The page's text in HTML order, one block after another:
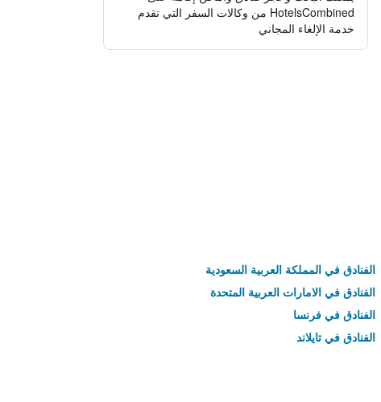
HotelsCombined من وكالات السفر التي تقدم
خدمة الإلغاء المجاني
الفنادق في المملكة العربية السعودية
الفنادق في الامارات العربية المتحدة
الفنادق في فرنسا
الفنادق في تايلاند